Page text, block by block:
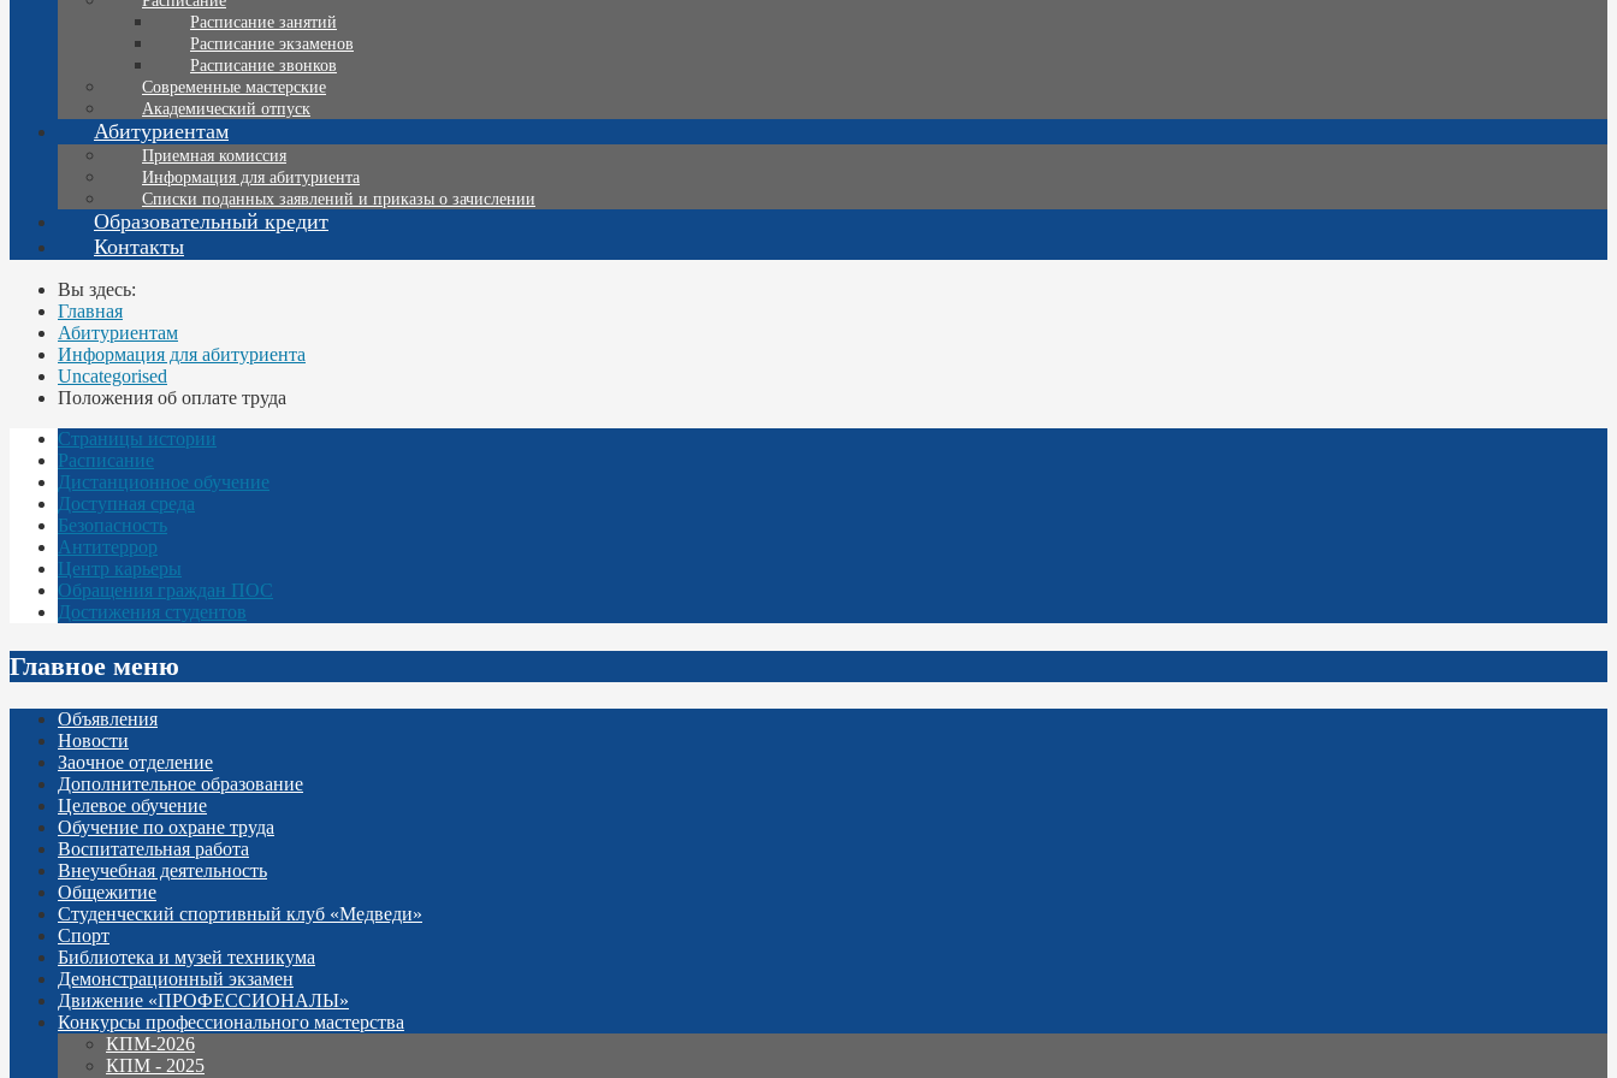
Расписание занятий
Расписание экзаменов
Расписание звонков
Современные мастерские
Академический отпуск
Абитуриентам
Приемная комиссия
Информация для абитуриента
Списки поданных заявлений и приказы о зачислении
Образовательный кредит
Контакты
Вы здесь:
Главная
Абитуриентам
Информация для абитуриента
Uncategorised
Положения об оплате труда
Страницы истории
Расписание
Дистанционное обучение
Доступная среда
Безопасность
Антитеррор
Центр карьеры
Обращения граждан ПОС
Достижения студентов
Главное меню
Объявления
Новости
Заочное отделение
Дополнительное образование
Целевое обучение
Обучение по охране труда
Воспитательная работа
Внеучебная деятельность
Общежитие
Студенческий спортивный клуб «Медведи»
Спорт
Библиотека и музей техникума
Демонстрационный экзамен
Движение «ПРОФЕССИОНАЛЫ»
Конкурсы профессионального мастерства
КПМ-2026
КПМ - 2025